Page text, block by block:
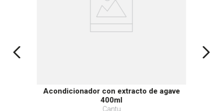
Acondicionador con extracto de agave
400ml
Cantu